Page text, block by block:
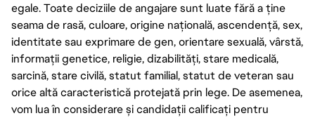
egale. Toate deciziile de angajare sunt luate fără a ține
seama de rasă, culoare, origine națională, ascendență, sex,
identitate sau exprimare de gen, orientare sexuală, vârstă,
informații genetice, religie, dizabilități, stare medicală,
sarcină, stare civilă, statut familial, statut de veteran sau
orice altă caracteristică protejată prin lege. De asemenea,
vom lua în considerare și candidații calificați pentru